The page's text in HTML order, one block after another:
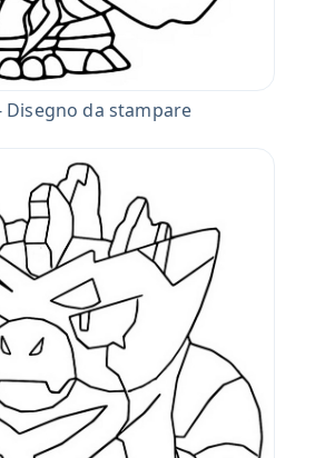
Disegno da stampare